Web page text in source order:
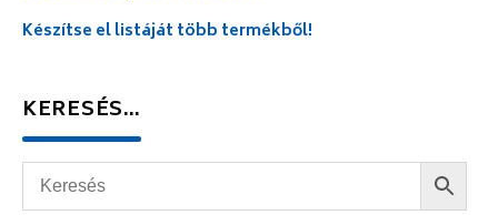
Készítse el listáját több termékből!
KERESÉS…